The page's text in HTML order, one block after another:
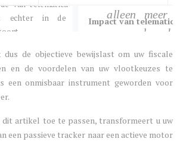
Impact van
dus de objectieve bewijslast om uw fiscale
en de voordelen van uw vlootkeuzes te
een onmisbaar instrument geworden voor
artikel toe te passen, transformeert u uw
een passieve tracker naar een actieve motor